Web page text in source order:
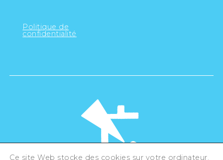
Politique de
confidentialité
Ce site Web stocke des cookies sur votre ordinateur.